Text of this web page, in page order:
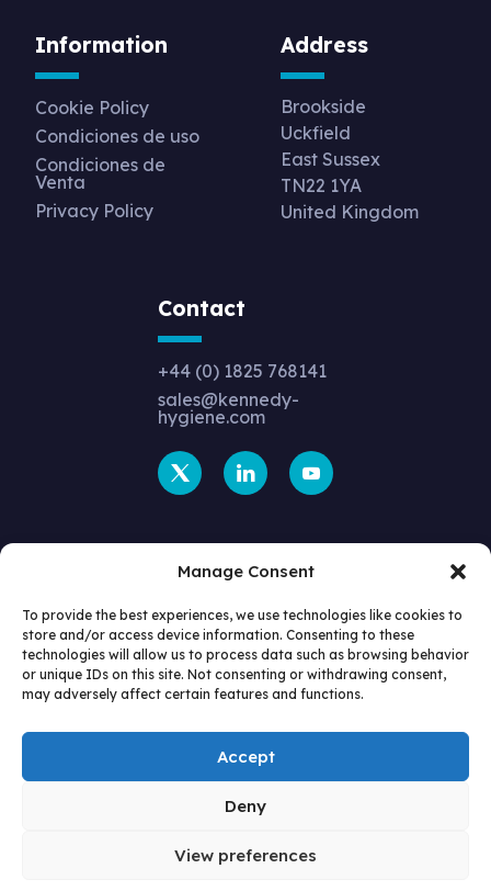
Manage Consent
To provide the best experiences, we use technologies like cookies to
store and/or access device information. Consenting to these
technologies will allow us to process data such as browsing behavior
or unique IDs on this site. Not consenting or withdrawing consent,
may adversely affect certain features and functions.
Accept
Deny
View preferences
Information
Cookie Policy
Condiciones de uso
Condiciones de
Venta
Privacy Policy
Address
Brookside
Uckfield
East Sussex
TN22 1YA
United Kingdom
Contact
+44 (0) 1825 768141
sales@kennedy-
hygiene.com
© Kennedy Hygiene